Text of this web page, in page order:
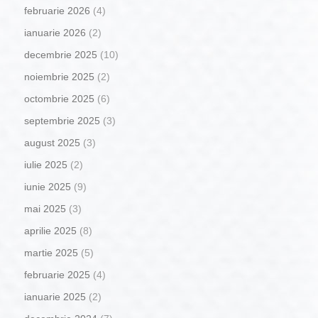
februarie 2026 (4)
ianuarie 2026 (2)
decembrie 2025 (10)
noiembrie 2025 (2)
octombrie 2025 (6)
septembrie 2025 (3)
august 2025 (3)
iulie 2025 (2)
iunie 2025 (9)
mai 2025 (3)
aprilie 2025 (8)
martie 2025 (5)
februarie 2025 (4)
ianuarie 2025 (2)